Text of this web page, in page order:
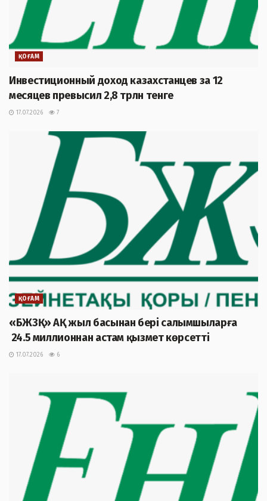
ҚОҒАМ
Инвестиционный доход казахстанцев за 12
месяцев превысил 2,8 трлн тенге
17.07.2026 7
ҚОҒАМ
«БЖЗҚ» АҚ жыл басынан бері салымшыларға
24.5 миллионнан астам қызмет көрсетті
17.07.2026 6